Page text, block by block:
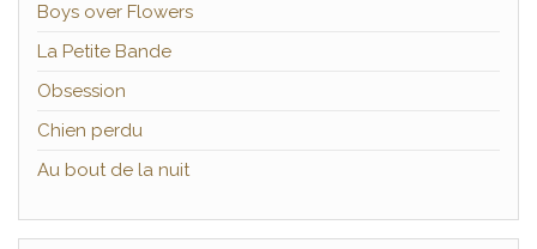
Boys over Flowers
La Petite Bande
Obsession
Chien perdu
Au bout de la nuit